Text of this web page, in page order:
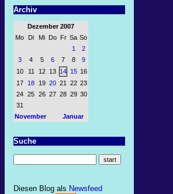
Archiv
Dezember 2007
Mo
Di Mi Do Fr Sa So
1
2
3
4 5 6 7 8
9
10
11 12 13 14 15 16
17
18 19 20 21 22 23
24
25 26 27 28 29 30
31
November
Januar
Suche
Diesen Blog als Newsfeed